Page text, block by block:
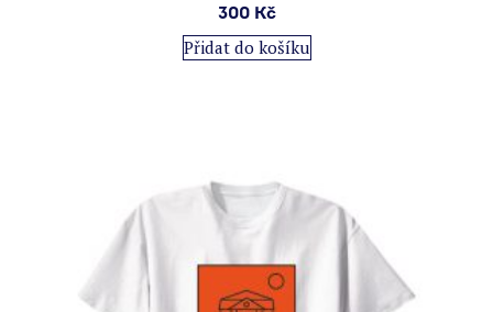
300 Kč
Přidat do košíku